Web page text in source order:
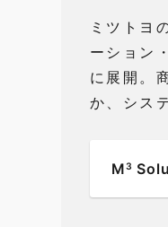
ミツトヨ
ーション
に展開。
か、シス
M3